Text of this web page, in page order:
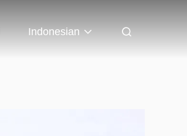
Indonesian